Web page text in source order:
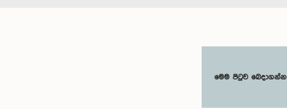
මෙම පිටුව බෙදාගන්න